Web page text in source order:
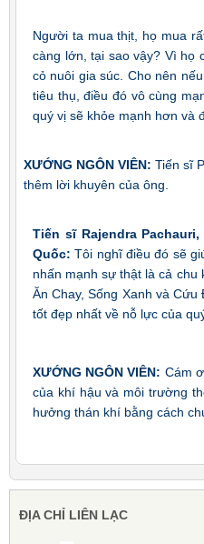
Người ta mua thịt, họ mua
càng lớn, tại sao vậy? Vì họ
cỏ nuôi gia súc. Cho nên
tiêu thụ, điều đó vô cùng
quý vị sẽ khỏe mạnh hơn và
XƯỚNG NGÔN VIÊN: Tiến sĩ
thêm lời khuyên của ông.
Tiến sĩ Rajendra
Quốc: Tôi nghĩ điều đó sẽ
nhấn mạnh sự thật là cả
Ăn Chay, Sống Xanh và
tốt đẹp nhất về nỗ lực của
XƯỚNG NGÔN VIÊN: Cám
của khí hậu và môi trường
hưởng thán khí bằng cách
ĐỊA CHỈ LIÊN LẠC